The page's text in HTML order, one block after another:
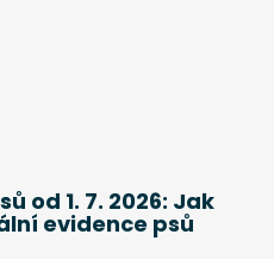
od 1. 7. 2026: Jak
evidence psů